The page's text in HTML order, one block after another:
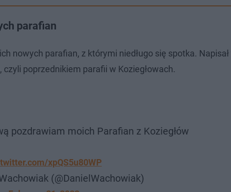
parafian
nowych parafian, z którymi niedługo się spotka.
poprzednikiem parafii w Koziegłowach.
pozdrawiam moich Parafian z Koziegłów
xpQS5u80WP
(@DanielWachowiak)